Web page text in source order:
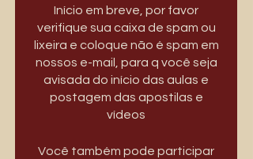
Início em breve, por favor
verifique sua caixa de spam ou
lixeira e coloque não é spam em
nossos e-mail, para q você seja
avisada do início das aulas e
postagem das apostilas e
vídeos
Você também pode participar